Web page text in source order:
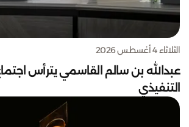
الثلاثاء 4 أغسطس 2026
عبدالله بن سالم القاسمي يترأس
التنفيذي